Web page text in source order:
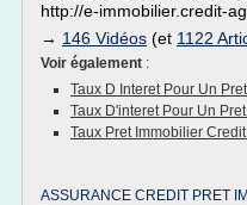
http://e-immobilier.credit-
→ 146 Vidéos (et 1122
Voir également :
Taux D Interet Pour Un
Taux D'interet Pour Un
Taux Pret Immobilier
ASSURANCE CREDIT PRET